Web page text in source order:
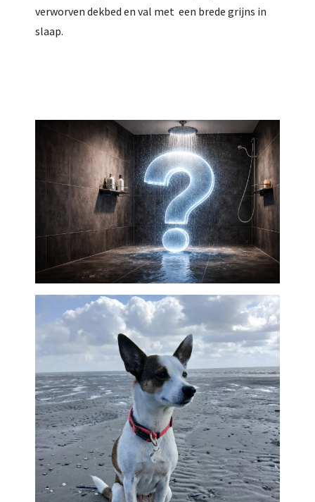
verworven dekbed en val met een brede grijns in
slaap.